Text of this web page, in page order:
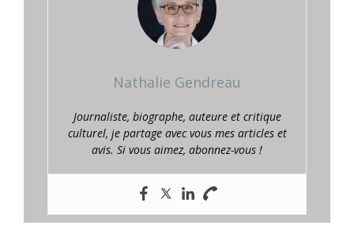
Nathalie Gendreau
Journaliste, biographe, auteure et critique
culturel, je partage avec vous mes articles et
avis. Si vous aimez, abonnez-vous !